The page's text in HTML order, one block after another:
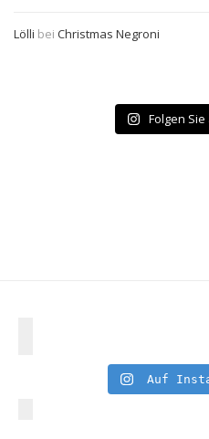
Lölli bei Christmas Negroni
Folgen
Auf